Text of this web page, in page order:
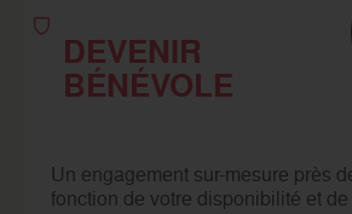
DEVENIR
BÉNÉVOLE
Un engagement sur-mesure près
fonction de votre disponibilité et